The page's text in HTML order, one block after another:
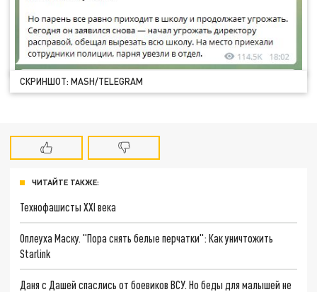
СКРИНШОТ: MASH/TELEGRAM
ЧИТАЙТЕ ТАКЖЕ:
Технофашисты XXI века
Оплеуха Маску. "Пора снять белые перчатки": Как уничтожить
Starlink
Даня с Дашей спаслись от боевиков ВСУ. Но беды для малышей не